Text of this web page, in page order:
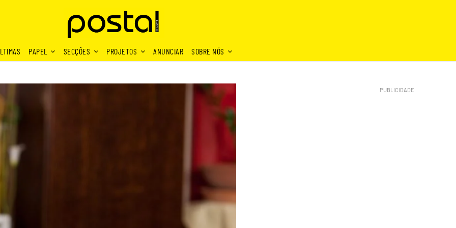
PAPEL SECÇÕES PROJETOS ANUNCIAR SOBRE NÓS